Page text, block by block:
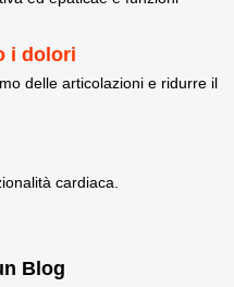
i dolori
delle articolazioni e ridurre il
cardiaca.
Blog